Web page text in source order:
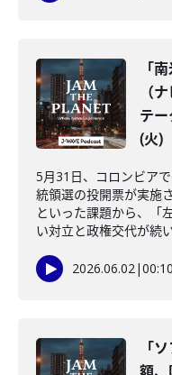
「
（
テ
(火)
5月31日、コロンビア
統領選の投開票が実施
といった課題から、「
い対立と政権交代が続
2026.06.02|
「